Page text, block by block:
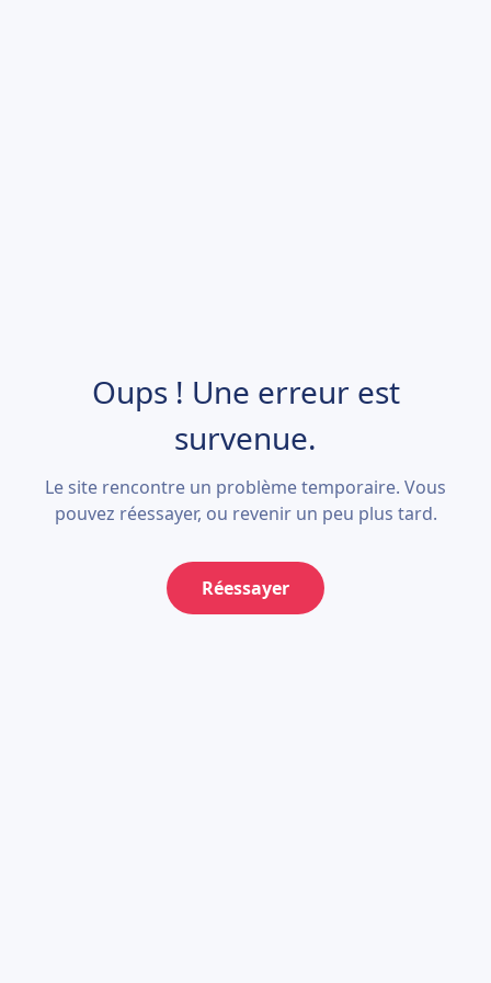
Oups ! Une erreur est
survenue.
Le site rencontre un problème temporaire. Vous
pouvez réessayer, ou revenir un peu plus tard.
Réessayer